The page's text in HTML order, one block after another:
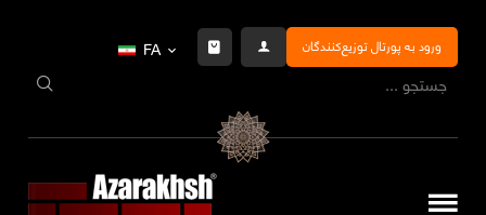
ورود به پورتال توزیع‌کنندگان FA